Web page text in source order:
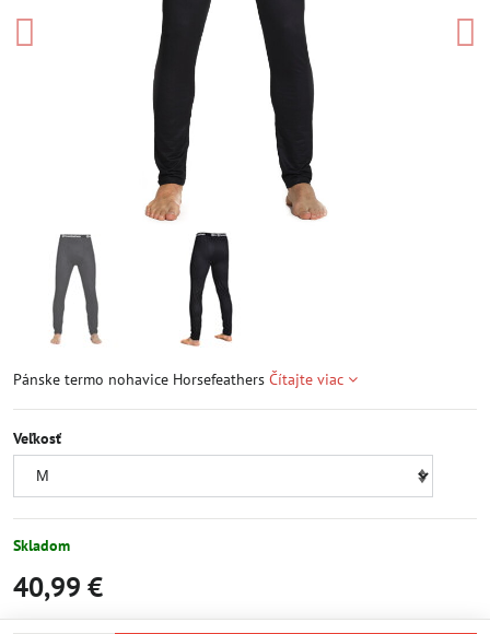
Pánske termo nohavice Horsefeathers Čítajte viac
Veľkosť
Skladom
40,99 €